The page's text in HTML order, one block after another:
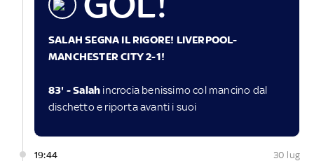
SALAH SEGNA IL RIGORE! LIVERPOOL-
MANCHESTER CITY 2-1!
83' - Salah incrocia benissimo col mancino dal
dischetto e riporta avanti i suoi
19:44 30 lug